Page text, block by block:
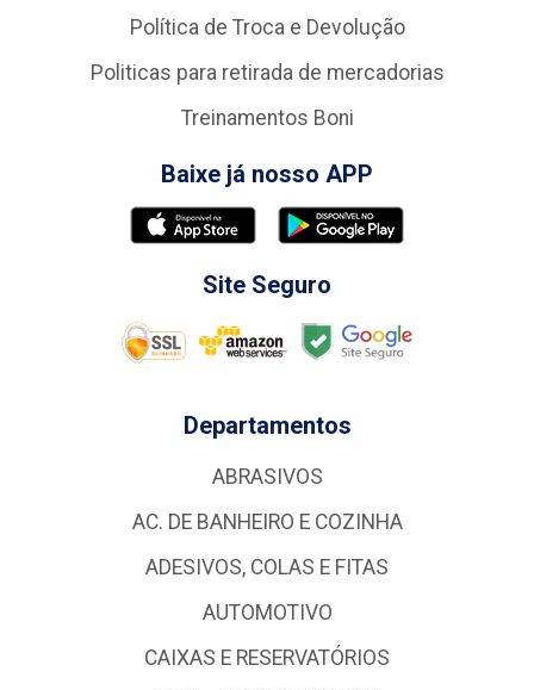
Política de Troca e Devolução
Politicas para retirada de mercadorias
Treinamentos Boni
Baixe já nosso APP
Site Seguro
Departamentos
ABRASIVOS
AC. DE BANHEIRO E COZINHA
ADESIVOS, COLAS E FITAS
AUTOMOTIVO
CAIXAS E RESERVATÓRIOS